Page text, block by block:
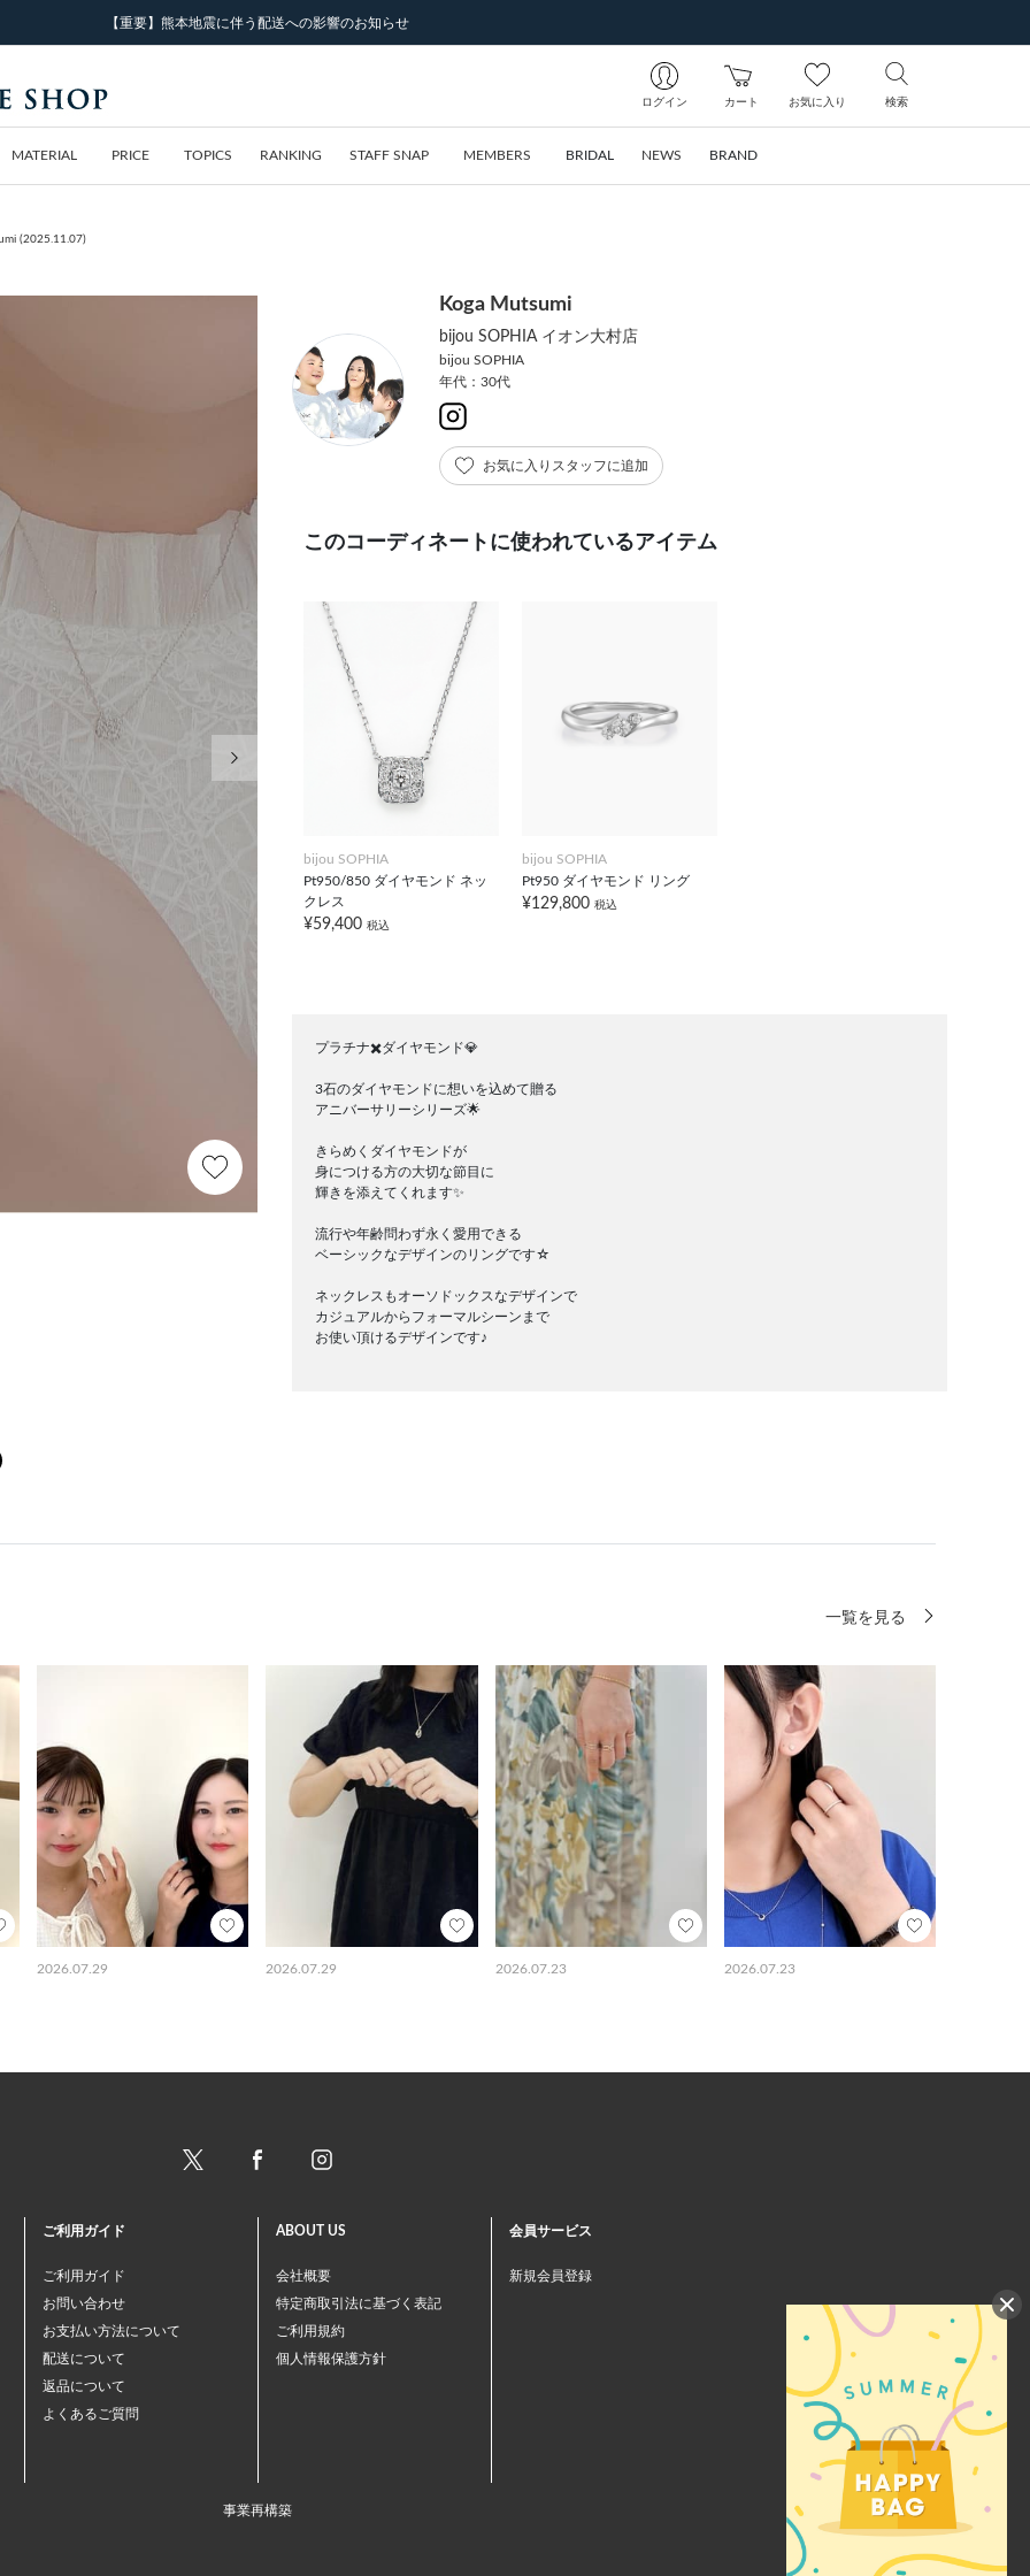
【重要】熊本地震に伴う配送への影響のお知らせ
ログイン カート お気に入り 検索
MATERIAL PRICE TOPICS RANKING STAFF SNAP MEMBERS BRIDAL NEWS BRAND
(2025.11.07)
Koga Mutsumi
bijou SOPHIA イオン大村店
bijou SOPHIA
年代：30代
お気に入りスタッフに追加
このコーディネートに使われているアイテム
bijou SOPHIA
Pt950/850 ダイヤモンド ネッ
クレス
¥59,400 税込
bijou SOPHIA
Pt950 ダイヤモンド リング
¥129,800 税込
プラチナ✖️ダイヤモンド💎
3石のダイヤモンドに想いを込めて贈る
アニバーサリーシリーズ🌟
きらめくダイヤモンドが
身につける方の大切な節目に
輝きを添えてくれます✨
流行や年齢問わず永く愛用できる
ベーシックなデザインのリングです☆
ネックレスもオーソドックスなデザインで
カジュアルからフォーマルシーンまで
お使い頂けるデザインです♪
一覧を見る
2026.07.29 2026.07.29 2026.07.23 2026.07.23
ご利用ガイド
ご利用ガイド
お問い合わせ
お支払い方法について
配送について
返品について
よくあるご質問
ABOUT US
会社概要
特定商取引法に基づく表記
ご利用規約
個人情報保護方針
会員サービス
新規会員登録
事業再構築